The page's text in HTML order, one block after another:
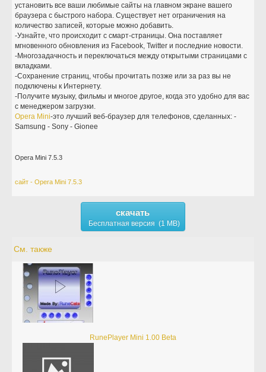
установить все ваши любимые сайты на главном экране вашего
браузера с быстрого набора. Существует нет ограничения на
количество записей, которые можно добавить.
-Узнайте, что происходит с смарт-страницы. Она поставляет
мгновенного обновления из Facebook, Twitter и последние новости.
-Многозадачность и переключаться между открытыми страницами с
вкладками.
-Сохранение страниц, чтобы прочитать позже или за раз вы не
подключены к Интернету.
-Получите музыку, фильмы и многое другое, когда это удобно для вас
с менеджером загрузки.
Opera Mini-это лучший веб-браузер для телефонов, сделанных: -
Samsung - Sony - Gionee
Opera Mini 7.5.3
сайт - Opera Mini 7.5.3
скачать
Бесплатная версия (1 MB)
См. также
RunePlayer Mini 1.00 Beta